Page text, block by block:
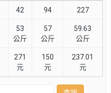
42 94 227
53
公斤
57
公斤
59.63
公斤
271
元
150
元
237.01
元